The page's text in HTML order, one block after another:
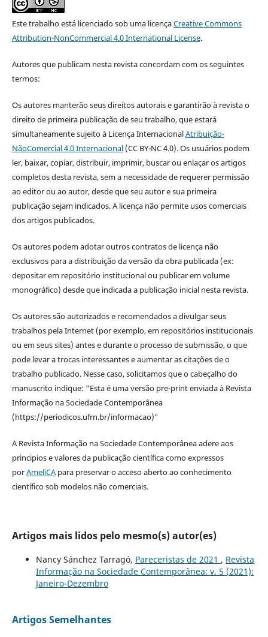
Este trabalho está licenciado sob uma licençaCreative Commons
Attribution-NonCommercial 4.0 International License.
Autores que publicam nesta revista concordam com os seguintes
termos:
Os autores manterão seus direitos autorais e garantirão à revista o
direito de primeira publicação de seu trabalho, que estará
simultaneamente sujeito à Licença InternacionalAtribuição-
NãoComercial 4.0 Internacional(CC BY-NC 4.0). Os usuários podem
ler, baixar, copiar, distribuir, imprimir, buscar ou enlaçar os artigos
completos desta revista, sem a necessidade de requerer permissão
ao editor ou ao autor, desde que seu autor e sua primeira
publicação sejam indicados. A licença não permite usos comerciais
dos artigos publicados.
Os autores podem adotar outros contratos de licença não
exclusivos para a distribuição da versão da obra publicada (ex:
depositar em repositório institucional ou publicar em volume
monográfico) desde que indicada a publicação inicial nesta revista.
Os autores são autorizados e recomendados a divulgar seus
trabalhos pela Internet (por exemplo, em repositórios institucionais
ou em seus sites) antes e durante o processo de submissão, o que
pode levar a trocas interessantes e aumentar as citações de o
trabalho publicado. Nesse caso, solicitamos que o cabeçalho do
manuscrito indique: "Esta é uma versão pre-print enviada à Revista
Informação na Sociedade Contemporânea
(https://periodicos.ufrn.br/informacao)"
A Revista Informação na Sociedade Contemporânea adere aos
principios e valores da publicação científica como expressos
porAmeliCApara preservar o acceso aberto ao conhecimento
científico sob modelos não comerciais.
Artigos mais lidos pelo mesmo(s) autor(es)
Nancy Sánchez Tarragó, Pareceristas de 2021 , Revista
Informação na Sociedade Contemporânea: v. 5 (2021):
Janeiro-Dezembro
Artigos Semelhantes